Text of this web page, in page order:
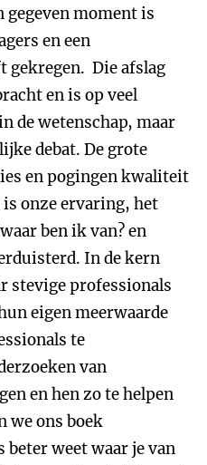
gegeven moment is
en een
gekregen. Die afslag
en is op veel
de wetenschap, maar
debat. De grote
en pogingen kwaliteit
is onze ervaring, het
ben ik van? en
In de kern
stevige professionals
eigen meerwaarde
te
van
en hen zo te helpen
we ons boek
beter weet waar je van